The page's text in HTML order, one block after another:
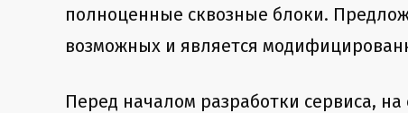
полноценные сквозные блоки.
возможных и является
Перед началом разработки сервиса,